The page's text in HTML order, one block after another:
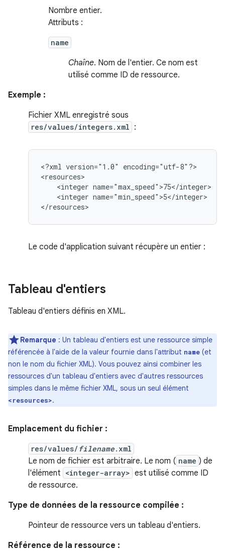
Nombre entier.
Attributs :
name
Chaîne. Nom de l'entier. Ce nom est
utilisé comme ID de ressource.
Exemple :
Fichier XML enregistré sous
res/values/integers.xml :
<?xml version="1.0"
encoding="utf-8"?>
<integer
<integer name="min_speed">5</integer>
</resources>
Le code d'application suivant récupère un entier :
Tableau d'entiers
Tableau d'entiers définis en XML.
Remarque : Un tableau d'entiers est une ressource simple
référencée à l'aide de la valeur fournie dans l'attribut name (et
non le nom du fichier XML). Vous pouvez ainsi combiner les
ressources d'un tableau d'entiers avec d'autres ressources
simples dans le même fichier XML, sous un seul élément
<resources>.
Emplacement du fichier :
res/values/ filename.xml
Le nom de fichier est arbitraire. Le nom ( name ) de
l'élément <integer-array> est utilisé comme ID
de ressource.
Type de données de la ressource compilée :
Pointeur de ressource vers un tableau d'entiers.
Référence de la ressource :